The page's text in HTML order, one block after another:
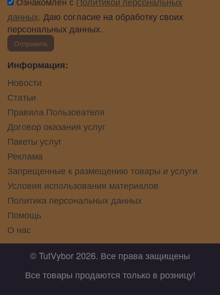
данных. Даю согласие на обработку своих
персональных данных.
Отправить
Информация:
Новости
Статьи
Правила Пользователя
Договор оказания услуг
Пакеты услуг
Реклама
Запрещенные к размещению товары и услуги
Условия использования материалов
Политика персональных данных
Помощь
О нас
© TutVybor 2026. Все права защищены
Все товары продаются только в розницу!